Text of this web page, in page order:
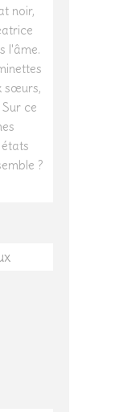
noir,
l'âme.
sœurs,
ce
?